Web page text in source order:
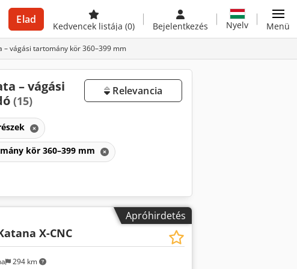
Elad
Kedvencek listája (0) Bejelentkezés Nyelv Menü
– vágási tartomány kör 360–399 mm
– vágási
(15)
Relevancia
kör 360–399 mm
Apróhirdetés
294 km
X-CNC